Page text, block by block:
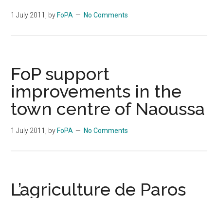
1 July 2011 , by FoPA No Comments
FoP support
improvements in the
town centre of Naoussa
1 July 2011 , by FoPA No Comments
L’agriculture de Paros